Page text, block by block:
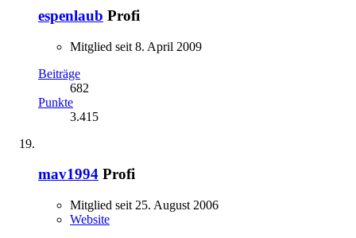
espenlaub Profi
Mitglied seit 8. April 2009
Beiträge
682
Punkte
3.415
mav1994 Profi
Mitglied seit 25. August 2006
Website